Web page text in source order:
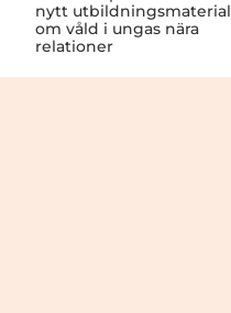
nytt utbildningsmaterial
om våld i ungas nära
relationer